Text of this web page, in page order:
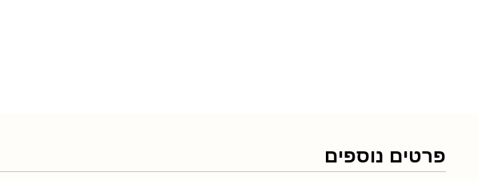
פרטים נוספים